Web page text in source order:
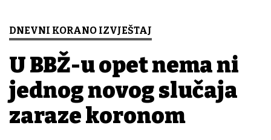
DNEVNI KORANO IZVJEŠTAJ
U BBŽ-u opet nema ni
jednog novog slučaja
zaraze koronom